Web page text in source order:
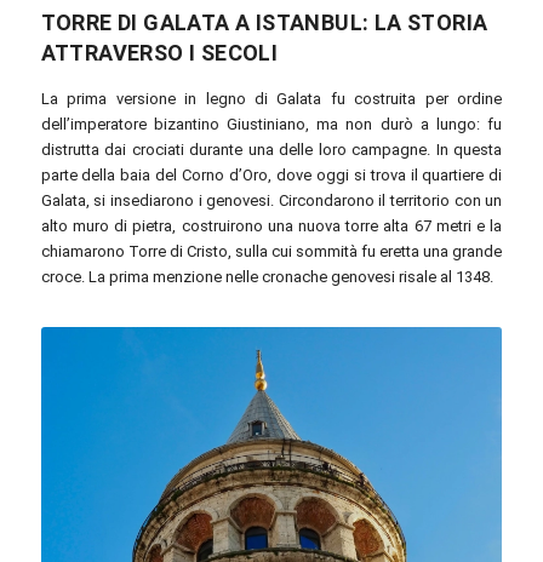
TORRE DI GALATA A ISTANBUL: LA STORIA
ATTRAVERSO I SECOLI
La prima versione in legno di Galata fu costruita per ordine
dell’imperatore bizantino Giustiniano, ma non durò a lungo: fu
distrutta dai crociati durante una delle loro campagne. In questa
parte della baia del Corno d’Oro, dove oggi si trova il quartiere di
Galata, si insediarono i genovesi. Circondarono il territorio con un
alto muro di pietra, costruirono una nuova torre alta 67 metri e la
chiamarono Torre di Cristo, sulla cui sommità fu eretta una grande
croce. La prima menzione nelle cronache genovesi risale al 1348.